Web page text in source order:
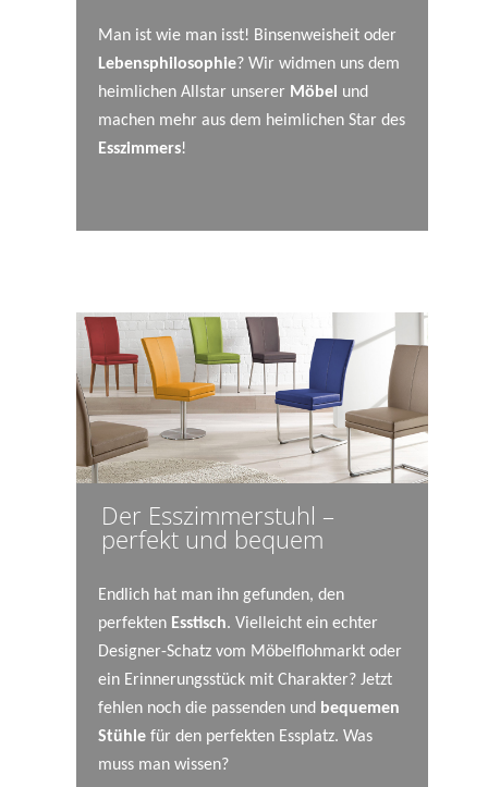
Man ist wie man isst! Binsenweisheit oder
Lebensphilosophie? Wir widmen uns dem
heimlichen Allstar unserer Möbel und
machen mehr aus dem heimlichen Star des
Esszimmers!
Der Esszimmerstuhl –
perfekt und bequem
Endlich hat man ihn gefunden, den
perfekten Esstisch. Vielleicht ein echter
Designer-Schatz vom Möbelflohmarkt oder
ein Erinnerungsstück mit Charakter? Jetzt
fehlen noch die passenden und bequemen
Stühlefür den perfekten Essplatz. Was
muss man wissen?